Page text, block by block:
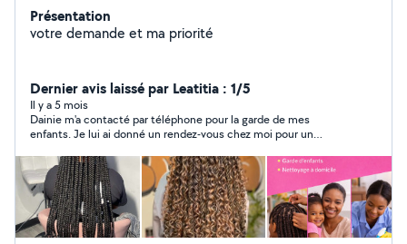
Présentation
votre demande et ma priorité
Dernier avis laissé par Leatitia : 1/5
Il y a 5 mois
Dainie m'a contacté par téléphone pour la garde de mes
enfants. Je lui ai donné un rendez-vous chez moi pour un
savoir que j'ai installé des caméras chez moi, est-ce-qu'elle
peut travaillé dans une maison avec des caméra, elle m'a dit oui
ce n'est pas un problème, c'était le vendredi 20 février 2026 à
14h00. On s'est mis d'accord pour la prise de poste le lundi 23
février 2026 à 10h45. Le lundi, Madame Dainie a prit le poste,
elle s'est occupé des enfants jusqu'à mon retour à 17h45. À